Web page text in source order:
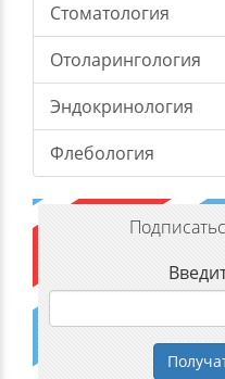
Стоматология
Отоларингология
Эндокринология
Флебология